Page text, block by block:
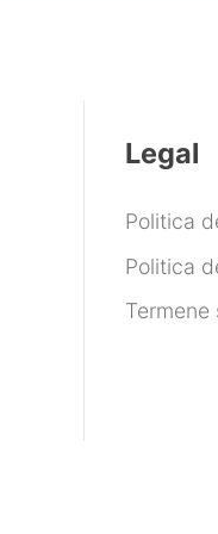
Legal
Politica
Politica
Termene